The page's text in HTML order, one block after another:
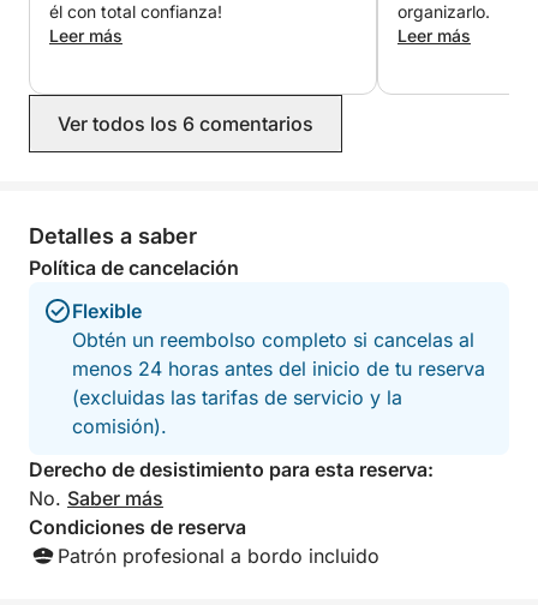
él con total confianza!
Leer más
organizarlo.
Leer más
Ver todos los 6 comentarios
Detalles a saber
Política de cancelación
Flexible
Obtén un reembolso completo si cancelas al
menos 24 horas antes del inicio de tu reserva
(excluidas las tarifas de servicio y la
comisión).
Derecho de desistimiento para esta reserva:
No. Saber más
Condiciones de reserva
Patrón profesional a bordo incluido